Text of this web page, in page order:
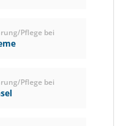
Pflege bei
Pflege bei